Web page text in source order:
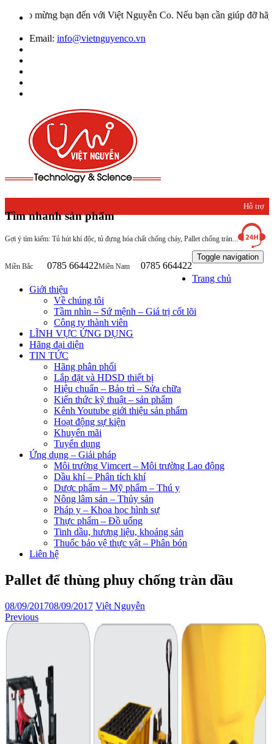
mừng bạn đến với Việt Nguyễn Co. Nếu bạn cần giúp đỡ hãy
Email: info@vietnguyenco.vn
Tìm nhanh sản phẩm
Gợi ý tìm kiếm: Tủ hút khí độc, tủ đựng hóa chất chống cháy, Pallet chống tràn...
Hỗ trợ
khách
hàng
Miền Bắc 0785 664422Miền Nam 0785 664422
Toggle navigation
Trang chủ
Giới thiệu
Về chúng tôi
Tầm nhìn – Sứ mệnh – Giá trị cốt lõi
Công ty thành viên
LĨNH VỰC ỨNG DỤNG
Hãng đại diện
TIN TỨC
Hãng phân phối
Lắp đặt và HDSD thiết bị
Hiệu chuẩn – Bảo trì – Sửa chữa
Kiến thức kỹ thuật – sản phẩm
Kênh Youtube giới thiệu sản phẩm
Hoạt động sự kiện
Khuyến mãi
Tuyển dụng
Ứng dụng – Giải pháp
Môi trường Vimcert – Môi trường Lao động
Dầu khí – Phân tích khí
Dược phẩm – Mỹ phẩm – Thú y
Nông lâm sản – Thủy sản
Pháp y – Khoa học hình sự
Thực phẩm – Đồ uống
Tinh dầu, hương liệu, khoáng sản
Thuốc bảo vệ thực vật – Phân bón
Liên hệ
Pallet để thùng phuy chống tràn dầu
08/09/201708/09/2017 Việt Nguyễn
Previous